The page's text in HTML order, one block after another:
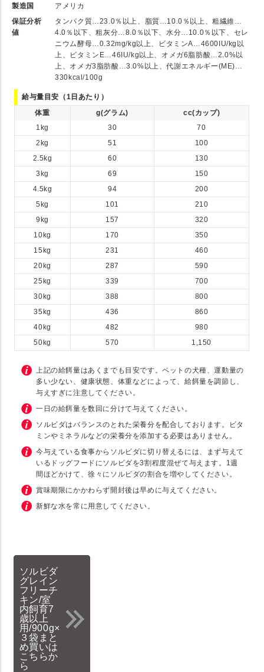
製造国
アメリカ
保証分析
値
タンパク質…23.0％以上、脂質…10.0％以上、粗繊維…
4.0％以下、粗灰分…8.0％以下、水分…10.0％以下、セレ
ニウム酵母…0.32mg/kg以上、ビタミンA…4600IU/kg以
上、ビタミンE…46IU/kg以上、オメガ6脂肪酸…2.0%以
上、オメガ3脂肪酸…3.0%以上、代謝エネルギー(ME)…
330kcal/100g
給与量目安（1日あたり）
体重
g(グラム)
cc(カップ)
1kg
30
70
2kg
51
100
2.5kg
60
130
3kg
69
150
4.5kg
94
200
5kg
101
210
9kg
157
320
10kg
170
350
15kg
231
460
20kg
287
590
25kg
339
700
30kg
388
800
35kg
436
860
40kg
482
980
50kg
570 1,150
上記の給餌量はあくまでも目安です。ペットの犬種、運動量の
多い少ない、健康状態、体重などによって、給餌量を調節し、
与えすぎに注意してください。
一日の給餌量を数回に分けて与えてください。
ソルビダはバランスのとれた栄養分を配合しております。ビタ
ミンやミネラルなどの栄養分を添加する必要はありません。
今与えている食事からソルビダに切り替えるには、まず与えて
いるドッグフードにソルビダを3割程度混ぜて与えます。1週
間ほどかけて、徐々にソルビダの割合を増やしてください。
賞味期限にかかわらず開封後は早めに与えてください。
新鮮な水を常に用意してください。
ソルビダ
グレイン
フリーチ
キン/室
内飼育7
歳以上
用/900g×
３袋まと
め買いは
こちらか
ら